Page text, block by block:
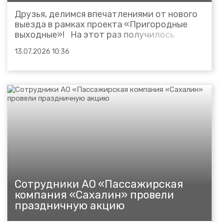
Друзья, делимся впечатлениями от нового
выезда в рамках проекта «Пригородные
выходные»! На этот раз получилось
вокзала: поездка на поезде, прогулка по
находки. Природа напомнила нам...
13.07.2026 10:36
Cотрудники АО «Пассажирская
компания «Сахалин» провели
праздничную акцию